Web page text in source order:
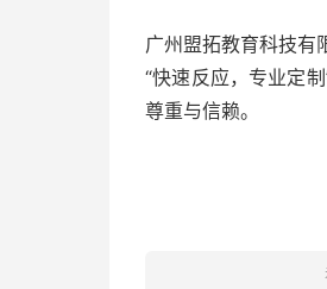
广州盟拓教育科技有
“快速反应，专业定
尊重与信赖。